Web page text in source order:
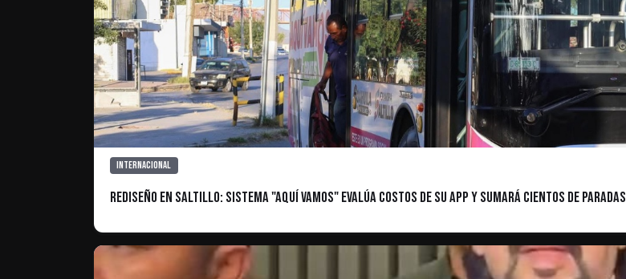
Internacional
Rediseño en Saltillo: Sistema "Aquí Vamos" Evalúa Costos de su App y Sumará Cientos de Paradas